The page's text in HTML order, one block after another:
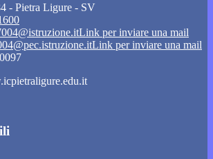
- Pietra Ligure - SV
Link per inviare una mail
Link per inviare una mail